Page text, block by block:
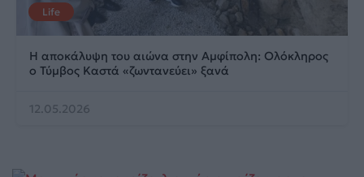
Life
Η αποκάλυψη του αιώνα στην Αμφίπολη: Ολόκληρος
ο Τύμβος Καστά «ζωντανεύει» ξανά
12.05.2026